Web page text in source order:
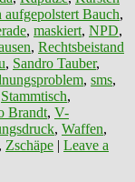
aufgepolstert Bauch,
, maskiert, NPD,
, Rechtsbeistand
, Sandro Tauber,
, sms,
Stammtisch,
Brandt, V-
, Waffen,
, Zschäpe | Leave a